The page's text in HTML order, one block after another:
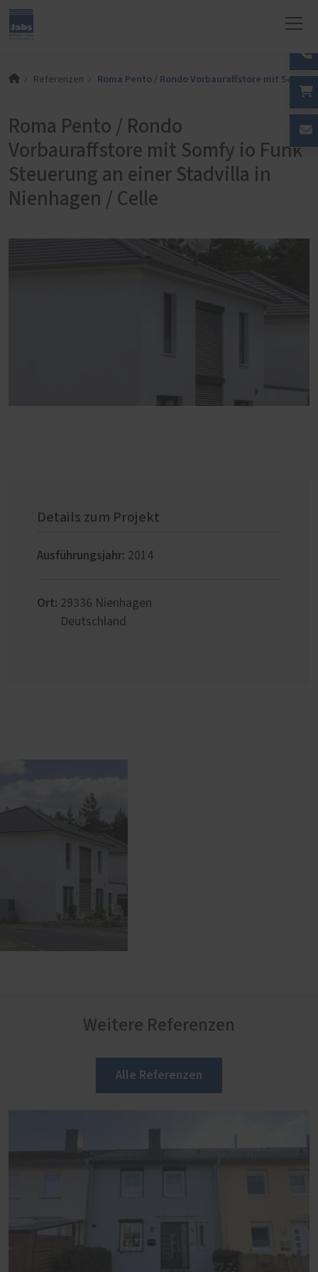
Referenzen Roma Pento / Rondo Vorbauraffstore mit Somfy
Roma Pento / Rondo
Vorbauraffstore mit Somfy io Funk
Steuerung an einer Stadvilla in
Nienhagen / Celle
Details zum Projekt
Ausführungsjahr: 2014
Ort: 29336 Nienhagen
Deutschland
Weitere Referenzen
Alle Referenzen